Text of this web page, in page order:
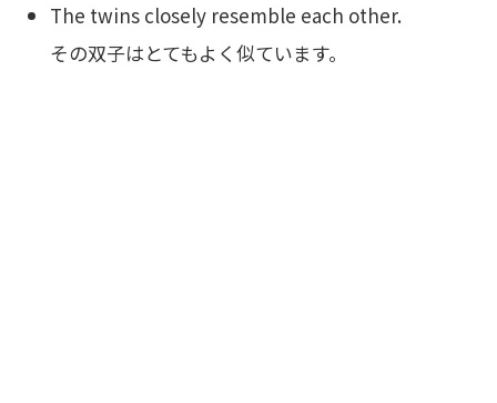
The twins closely resemble each other.
その双子はとてもよく似ています。